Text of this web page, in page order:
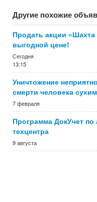
Другие похожие
Продать акции
выгодной цене!
Сегодня
13:15
Уничтожение
смерти человека
7 февраля
Программа ДокУчет по
техцентра
9 августа